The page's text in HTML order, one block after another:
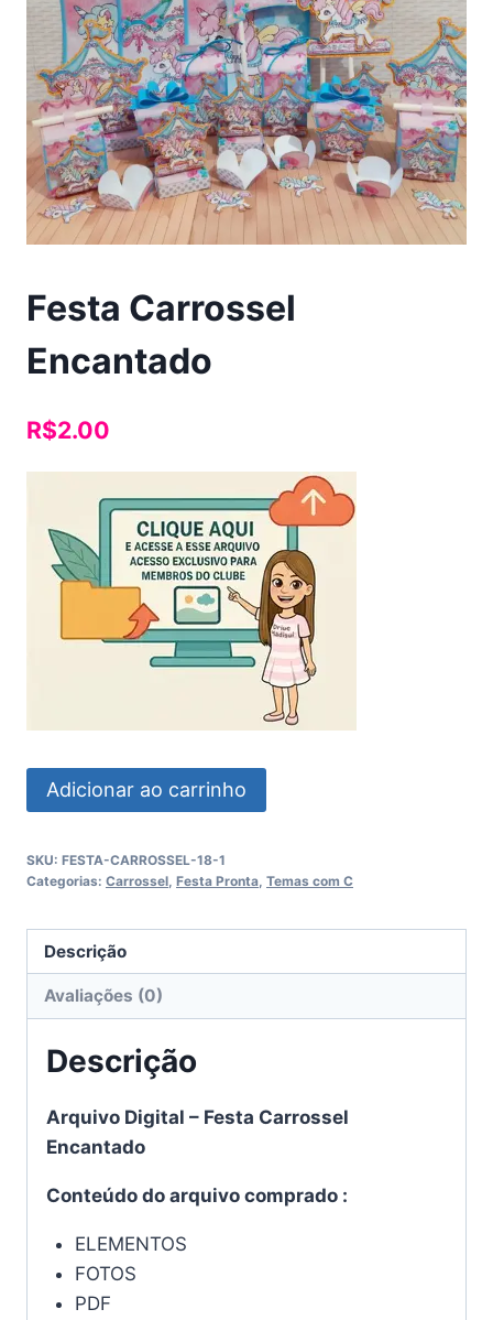
Festa Carrossel
Encantado
R$2.00
Festa
Carrossel
quantidade
Adicionar ao carrinho
SKU: FESTA-CARROSSEL-18-1
Categorias: Carrossel, Festa Pronta, Temas com C
Descrição
Avaliações (0)
Descrição
Arquivo Digital – Festa Carrossel
Encantado
Conteúdo do arquivo comprado :
ELEMENTOS
FOTOS
PDF